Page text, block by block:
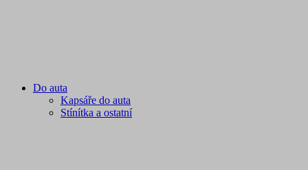
Do auta
Kapsáře do auta
Stínítka a ostatní